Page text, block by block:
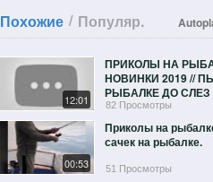
Похожие / Популяр.
12:01
ПРИКОЛЫ НА
НОВИНКИ 2019 //
РЫБАЛКЕ ДО СЛЕЗ
РЫБАЛКЕ
82 Просмотры
00:53
Приколы на
сачек на рыбалке.
51 Просмотры